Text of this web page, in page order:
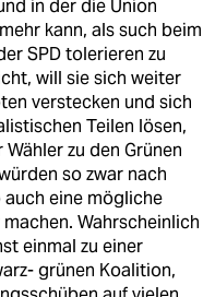
in der die Union
kann, als such beim
SPD tolerieren zu
will sie sich weiter
verstecken und sich
Teilen lösen,
zu den Grünen
so zwar nach
eine mögliche
Wahrscheinlich
einmal zu einer
grünen Koalition,